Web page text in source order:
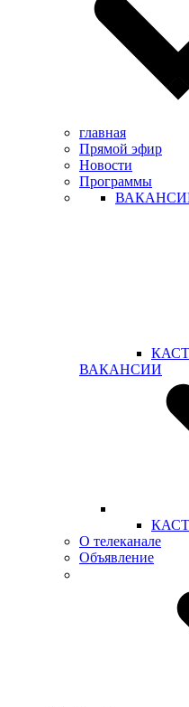
главная
Прямой эфир
Новости
Программы
ВАКАНСИИ
О телеканале
Объявление